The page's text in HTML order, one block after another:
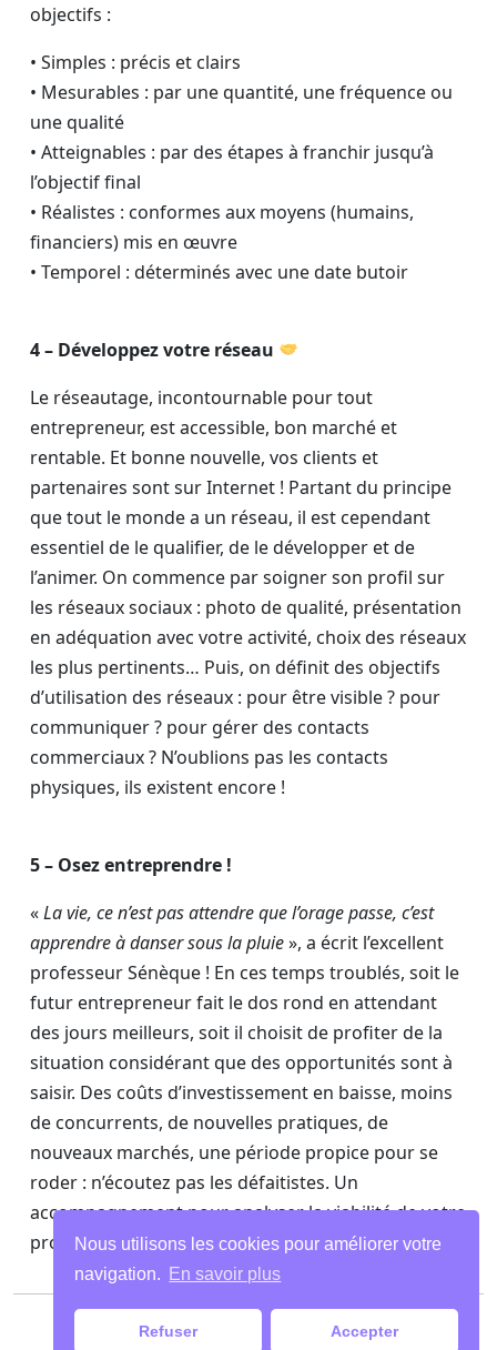
objectifs :
• Simples : précis et clairs
• Mesurables : par une quantité, une fréquence ou
une qualité
• Atteignables : par des étapes à franchir jusqu’à
l’objectif final
• Réalistes : conformes aux moyens (humains,
financiers) mis en œuvre
• Temporel : déterminés avec une date butoir
4 – Développez votre réseau
Le réseautage, incontournable pour tout
entrepreneur, est accessible, bon marché et
rentable. Et bonne nouvelle, vos clients et
partenaires sont sur Internet ! Partant du principe
que tout le monde a un réseau, il est cependant
essentiel de le qualifier, de le développer et de
l’animer. On commence par soigner son profil sur
les réseaux sociaux : photo de qualité, présentation
en adéquation avec votre activité, choix des réseaux
les plus pertinents… Puis, on définit des objectifs
d’utilisation des réseaux : pour être visible ? pour
communiquer ? pour gérer des contacts
commerciaux ? N’oublions pas les contacts
physiques, ils existent encore !
5 – Osez entreprendre !
«La vie, ce n’est pas attendre que l’orage passe, c’est
apprendre à danser sous la pluie», a écrit l’excellent
professeur Sénèque ! En ces temps troublés, soit le
futur entrepreneur fait le dos rond en attendant
des jours meilleurs, soit il choisit de profiter de la
situation considérant que des opportunités sont à
saisir. Des coûts d’investissement en baisse, moins
de concurrents, de nouvelles pratiques, de
nouveaux marchés, une période propice pour se
roder : n’écoutez pas les défaitistes. Un
accompagnement pour analyser la viabilité de votre
projet sera plus probant.
Paiements|Mentions légales
| Tous droits
Nous utilisons les cookies pour améliorer votre
navigation.
En savoir plus
Refuser Accepter